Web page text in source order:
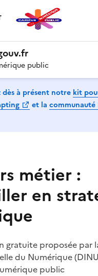
public
dès à présent notre
fenêtre)
kit
et la
fenêtre)
métier :
en
gratuite proposée par
du Numérique
public